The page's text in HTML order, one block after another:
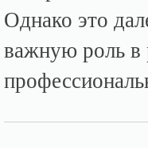
Однако это
важную роль в